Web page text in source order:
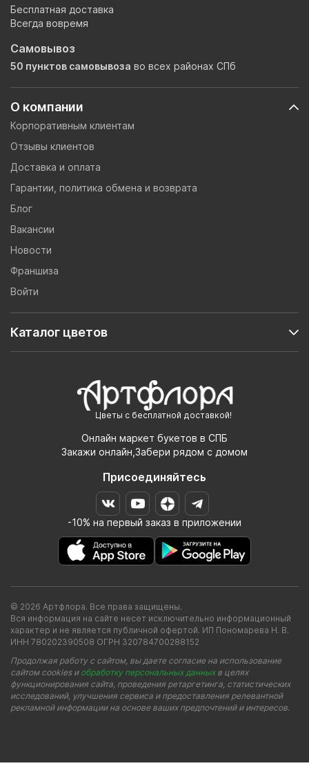
Цветы с бесплатной доставкой!
Онлайн маркет букетов в СПБ
Закажи онлайн,Забери рядом с домом
Присоединяйтесь
-10% на первый заказ в приложении
О компании
Корпоративным клиентам
Отзывы клиентов
Доставка и оплата
Гарантии, политика обмена и возврата
Блог
Вакансии
Новости
Франшиза
Войти
Каталог цветов
Бесплатная доставка
Всегда вовремя
Самовывоз
50 пунктов самовывоза во всех районах СПб
© 2026 Артфлора. Все права защищены.
Вся информация на сайте несет исключительно информационный
характер и не является публичной офертой. ИП Пономарева Н. В.
ИНН 780202390508 ОГРН 320784700288152
Продолжая работу с сайтом, вы даете согласие на использование
сайтом cookies и обработку персональных данныхв целях
функционирования сайта, проведения ретаргетинга, статистических
исследований, улучшения сервиса и предоставления релевантной
рекламной информации на основе ваших предпочтений и интересов.